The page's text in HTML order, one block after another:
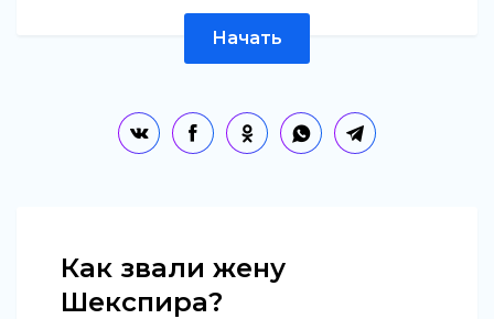
Начать
Как звали жену
Шекспира?